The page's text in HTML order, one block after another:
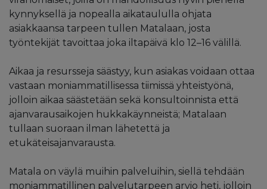
kynnyksellä ja nopealla aikataululla ohjata
asiakkaansa tarpeen tullen Matalaan, josta
työntekijät tavoittaa joka iltapäivä klo 12–16 välillä.
Aikaa ja resursseja säästyy, kun asiakas voidaan ottaa
vastaan moniammatillisessa tiimissä yhteistyönä,
jolloin aikaa säästetään sekä konsultoinnista että
ajanvarausaikojen hukkakäynneistä; Matalaan
tullaan suoraan ilman lähetettä ja
etukäteisajanvarausta.
Matala on väylä muihin palveluihin, siellä tehdään
moniammatillinen palvelutarpeen arvio heti, jolloin